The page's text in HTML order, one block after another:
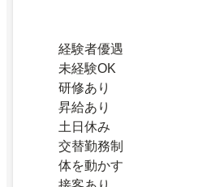
経験者優遇
未経験OK
研修あり
昇給あり
土日休み
交替勤務制
体を動かす